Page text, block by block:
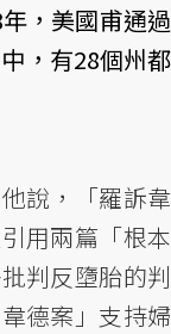
，美國甫通過
，有28個州都
說，「羅訴韋
用兩篇「根本
判反墮胎的判
德案」支持婦